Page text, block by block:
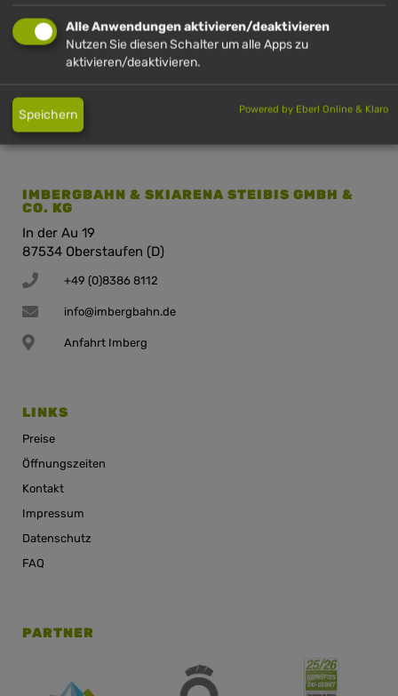
Hinterstaufen 10
87534 Oberstaufen (D)
+49 (0)8386 2720
info@huendle.de
Anfahrt Hündle
IMBERGBAHN & SKIARENA STEIBIS GMBH &
CO. KG
In der Au 19
87534 Oberstaufen (D)
+49 (0)8386 8112
info@imbergbahn.de
Anfahrt Imberg
LINKS
Preise
Öffnungszeiten
Kontakt
Impressum
Datenschutz
FAQ
PARTNER
Alle Anwendungen aktivieren/deaktivieren
Nutzen Sie diesen Schalter um alle Apps zu
aktivieren/deaktivieren.
Speichern Powered by Eberl Online & Klaro